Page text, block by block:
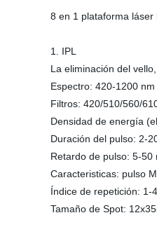
8 en 1 plataforma láser
1. IPL
La eliminación del
Espectro: 420-1200 nm
Filtros: 420/510/560/
Densidad de energía
Duración del pulso: 2-
Retardo de pulso: 5-50
Caracteristicas: pulso
Índice de repetición: 1-
Tamaño de Spot: